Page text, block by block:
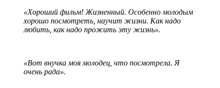
«Хороший фильм! Жизненный. Особенно молодым
хорошо посмотреть, научит жизни. Как надо
любить, как надо прожить эту жизнь».
«Вот внучка моя молодец, что посмотрела. Я
очень рада».